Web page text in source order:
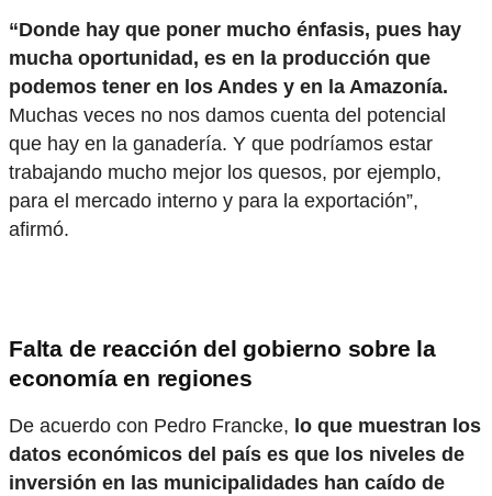
“Donde hay que poner mucho énfasis, pues hay
mucha oportunidad, es en la producción que
podemos tener en los Andes y en la Amazonía.
Muchas veces no nos damos cuenta del potencial
que hay en la ganadería. Y que podríamos estar
trabajando mucho mejor los quesos, por ejemplo,
para el mercado interno y para la exportación”,
afirmó.
Falta de reacción del gobierno sobre la
economía en regiones
De acuerdo con Pedro Francke, lo que muestran los
datos económicos del país es que los niveles de
inversión en las municipalidades han caído de